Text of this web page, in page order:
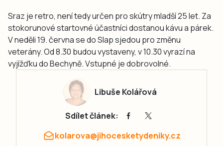
Sraz je retro, není tedy určen pro skútry mladší 25 let. Za
stokorunové startovné účastníci dostanou kávu a párek.
V neděli 19. června se do Slap sjedou pro změnu
veterány. Od 8.30 budou vystaveny, v 10.30 vyrazí na
vyjížďku do Bechyně. Vstupné je dobrovolné.
Libuše Kolářová
Sdílet článek:
kolarova@jihocesketydeniky.cz